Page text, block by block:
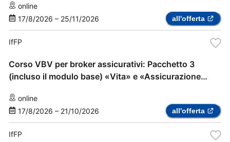
online
17/8/2026 – 25/11/2026 all'offerta
IfFP
Corso VBV per broker assicurativi: Pacchetto 3
(incluso il modulo base) «Vita» e «Assicurazione
online
17/8/2026 – 21/10/2026 all'offerta
IfFP